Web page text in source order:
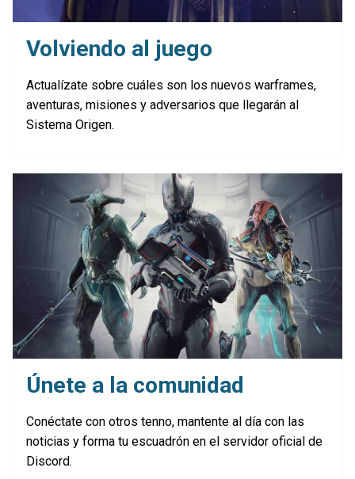
Volviendo al juego
Actualízate sobre cuáles son los nuevos warframes,
aventuras, misiones y adversarios que llegarán al
Sistema Origen.
Únete a la comunidad
Conéctate con otros tenno, mantente al día con las
noticias y forma tu escuadrón en el servidor oficial de
Discord.